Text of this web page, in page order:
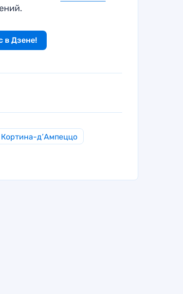
в Дзене!
д’Ампеццо